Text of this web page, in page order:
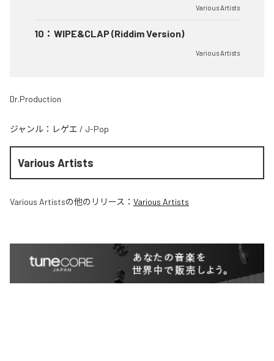
Various Artists
10 ： WIPE&CLAP (Riddim Version)
Various Artists
Dr.Production
ジャンル： レゲエ / J-Pop
Various Artists
Various Artistsの他のリリース： Various Artists